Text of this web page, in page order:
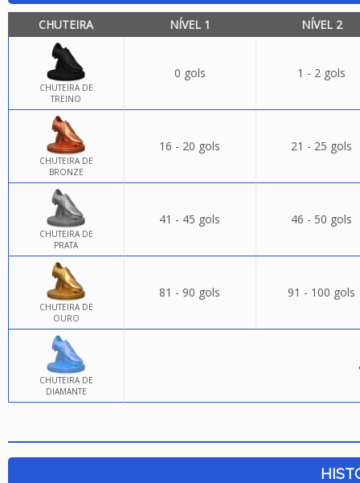
CHUTEIRA NÍVEL 1 NÍVEL 2
CHUTEIRA DE
TREINO
0 gols 1 - 2 gols
CHUTEIRA DE
BRONZE
16 - 20 gols 21 - 25 gols
CHUTEIRA DE
PRATA
41 - 45 gols 46 - 50 gols
CHUTEIRA DE
OURO
81 - 90 gols 91 - 100 gols
CHUTEIRA DE
DIAMANTE